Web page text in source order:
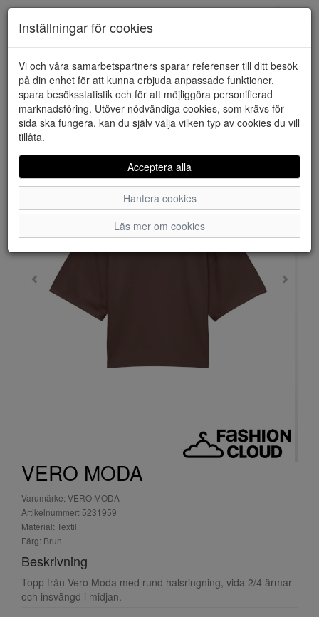
HEM VERO MODA
VERO MODA
Varumärke: VERO MODA
Artikelnummer: 5231959
Material: Textil
Färg: Brun
Beskrivning
Topp från Vero Moda med rund halsringning, vida 2/4 ärmar
och insvängd i midjan.
Inställningar för cookies
Vi och våra samarbetspartners sparar referenser till ditt besök
på din enhet för att kunna erbjuda anpassade funktioner,
spara besöksstatistik och för att möjliggöra personifierad
marknadsföring. Utöver nödvändiga cookies, som krävs för
sida ska fungera, kan du själv välja vilken typ av cookies du vill
tillåta.
Acceptera alla
Hantera cookies
Läs mer om cookies